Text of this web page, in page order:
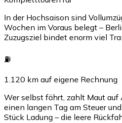
In der Hochsaison sind
Wochen im Voraus belegt –
Zuzugsziel bindet enorm viel
⛽
1.120 km auf eigene Rechnung
Wer selbst fährt, zahlt Maut auf
einen langen Tag am Steuer
Stück Ladung – die leere